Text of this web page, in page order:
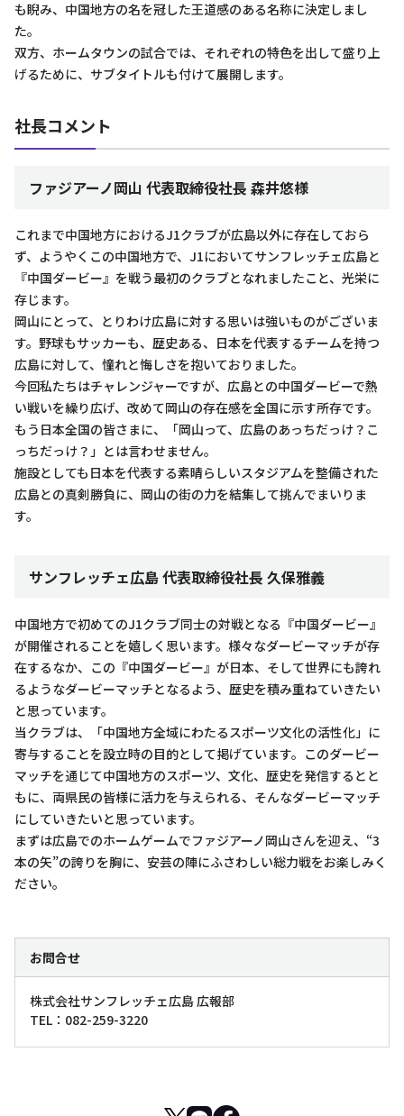
も睨み、中国地方の名を冠した王道感のある名称に決定しまし
た。
双方、ホームタウンの試合では、それぞれの特色を出して盛り上
げるために、サブタイトルも付けて展開します。
社長コメント
ファジアーノ岡山 代表取締役社長 森井悠様
これまで中国地方におけるJ1クラブが広島以外に存在しておら
ず、ようやくこの中国地方で、J1においてサンフレッチェ広島と
『中国ダービー』を戦う最初のクラブとなれましたこと、光栄に
存じます。
岡山にとって、とりわけ広島に対する思いは強いものがございま
す。野球もサッカーも、歴史ある、日本を代表するチームを持つ
広島に対して、憧れと悔しさを抱いておりました。
今回私たちはチャレンジャーですが、広島との中国ダービーで熱
い戦いを繰り広げ、改めて岡山の存在感を全国に示す所存です。
もう日本全国の皆さまに、「岡山って、広島のあっちだっけ？こ
っちだっけ？」とは言わせません。
施設としても日本を代表する素晴らしいスタジアムを整備された
広島との真剣勝負に、岡山の街の力を結集して挑んでまいりま
す。
サンフレッチェ広島 代表取締役社長 久保雅義
中国地方で初めてのJ1クラブ同士の対戦となる『中国ダービー』
が開催されることを嬉しく思います。様々なダービーマッチが存
在するなか、この『中国ダービー』が日本、そして世界にも誇れ
るようなダービーマッチとなるよう、歴史を積み重ねていきたい
と思っています。
当クラブは、「中国地方全域にわたるスポーツ文化の活性化」に
寄与することを設立時の目的として掲げています。このダービー
マッチを通じて中国地方のスポーツ、文化、歴史を発信するとと
もに、両県民の皆様に活力を与えられる、そんなダービーマッチ
にしていきたいと思っています。
まずは広島でのホームゲームでファジアーノ岡山さんを迎え、“3
本の矢”の誇りを胸に、安芸の陣にふさわしい総力戦をお楽しみく
ださい。
お問合せ
株式会社サンフレッチェ広島 広報部
TEL：082-259-3220